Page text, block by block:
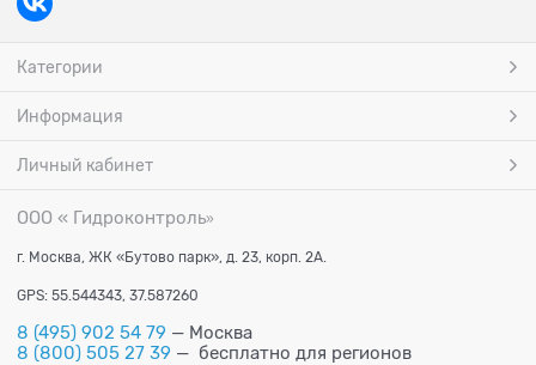
Категории
Информация
Личный кабинет
ООО « Гидроконтроль»
г. Москва, ЖК «Бутово парк», д. 23, корп. 2А.
GPS: 55.544343, 37.587260
8 (495) 902 54 79 — Москва
8 (800) 505 27 39 — бесплатно для регионов